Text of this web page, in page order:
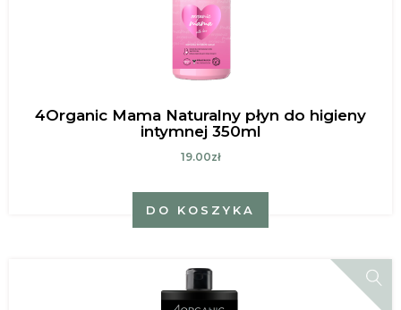
4Organic Mama Naturalny płyn do higieny
intymnej 350ml
19.00zł
DO KOSZYKA